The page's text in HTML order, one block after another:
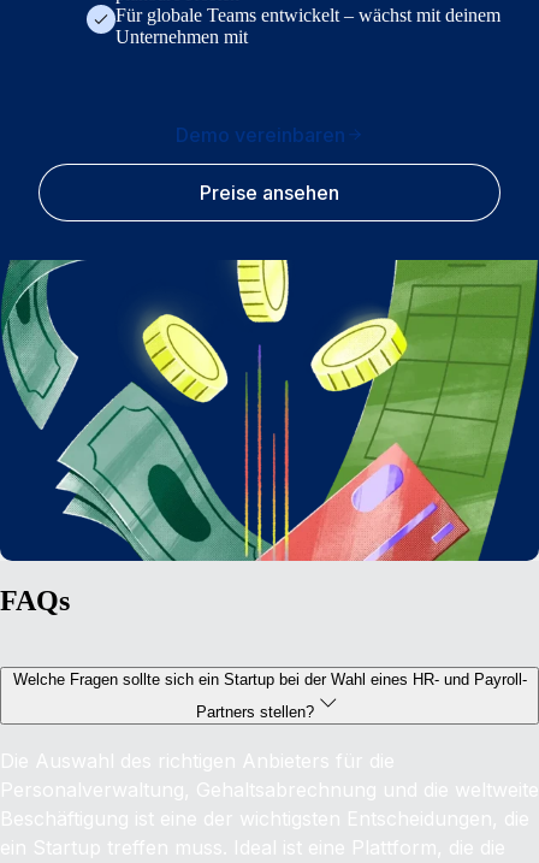
Für globale Teams entwickelt – wächst mit deinem
Unternehmen mit
Demo vereinbaren
Preise ansehen
FAQs
Welche Fragen sollte sich ein Startup bei der Wahl eines HR- und Payroll-
Partners stellen?
Die Auswahl des richtigen Anbieters für die
Personalverwaltung, Gehaltsabrechnung und die weltweite
Beschäftigung ist eine der wichtigsten Entscheidungen, die
ein Startup treffen muss. Ideal ist eine Plattform, die die